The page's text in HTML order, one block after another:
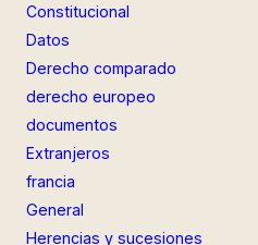
Constitucional
Datos
Derecho comparado
derecho europeo
documentos
Extranjeros
francia
General
Herencias y sucesiones